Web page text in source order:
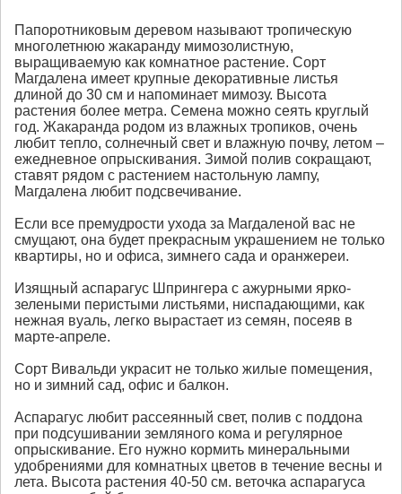
Папоротниковым деревом называют тропическую
многолетнюю жакаранду мимозолистную,
выращиваемую как комнатное растение. Сорт
Магдалена имеет крупные декоративные листья
длиной до 30 см и напоминает мимозу. Высота
растения более метра. Семена можно сеять круглый
год. Жакаранда родом из влажных тропиков, очень
любит тепло, солнечный свет и влажную почву, летом –
ежедневное опрыскивания. Зимой полив сокращают,
ставят рядом с растением настольную лампу,
Магдалена любит подсвечивание.
Если все премудрости ухода за Магдаленой вас не
смущают, она будет прекрасным украшением не только
квартиры, но и офиса, зимнего сада и оранжереи.
Изящный аспарагус Шпрингера с ажурными ярко-
зелеными перистыми листьями, ниспадающими, как
нежная вуаль, легко вырастает из семян, посеяв в
марте-апреле.
Сорт Вивальди украсит не только жилые помещения,
но и зимний сад, офис и балкон.
Аспарагус любит рассеянный свет, полив с поддона
при подсушивании земляного кома и регулярное
опрыскивание. Его нужно кормить минеральными
удобрениями для комнатных цветов в течение весны и
лета. Высота растения 40-50 см. веточка аспарагуса